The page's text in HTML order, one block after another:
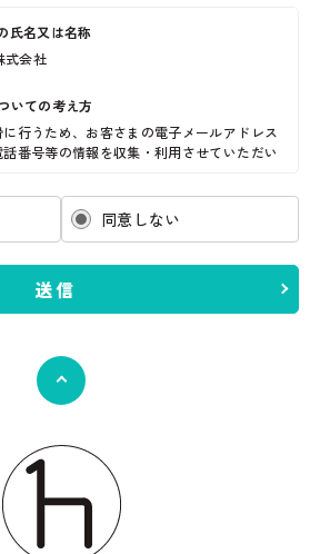
氏名又は名称
式会社
いての考え方
行うため、お客さまの電子メールアドレス
番号等の情報を収集・利用させていただい
個人情報（以下「お客さま情報」といいま
責務と認識し、この責務を果たすために、
を取り扱います。
る個人情報の保護に関する法律その他の関
扱います。また、適宜取扱いの改善に努め
しては、利用目的を特定して通知または公
ってお客さま情報を取り扱います。
ます。
ついて、お客さま本人からの開示、訂正、
の窓口でお受けして、誠意をもって対応い
ってお客さま情報の取り扱いをいたしま
同意しない
送信